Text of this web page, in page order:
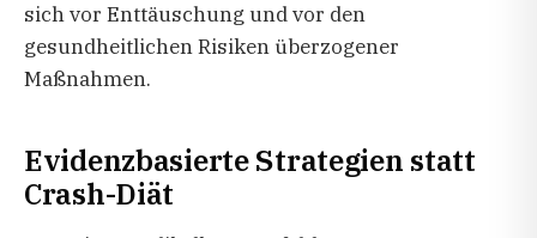
sich vor Enttäuschung und vor den
gesundheitlichen Risiken überzogener
Maßnahmen.
Evidenzbasierte Strategien statt
Crash-Diät